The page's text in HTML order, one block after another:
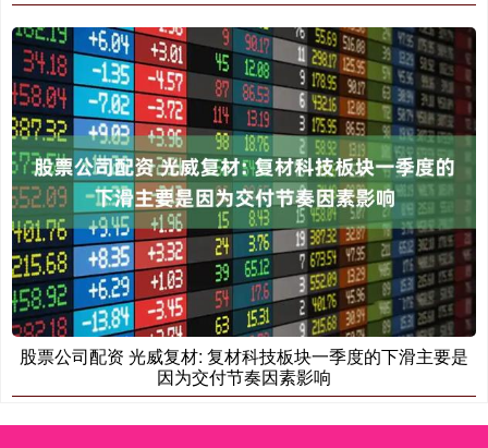
股票公司配资 光威复材: 复材科技板块一季度的下滑主要是
因为交付节奏因素影响